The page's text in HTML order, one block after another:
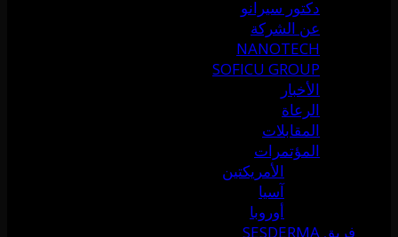
دكتور سيرانو
عن الشركة
NANOTECH
SOFICU GROUP
الأخبار
الرعاة
المقابلات
المؤتمرات
الأمريكتين
آسيا
أوروبا
فريق SESDERMA